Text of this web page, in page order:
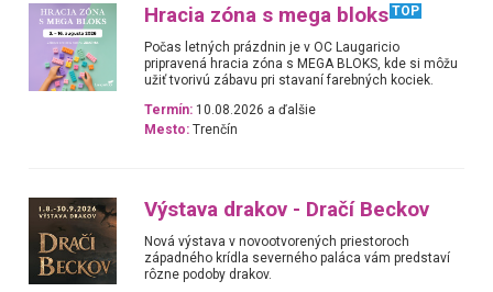
Hracia zóna s mega bloks TOP
Počas letných prázdnin je v OC Laugaricio
pripravená hracia zóna s MEGA BLOKS, kde si môžu
užiť tvorivú zábavu pri stavaní farebných kociek.
Termín: 10.08.2026 a ďalšie
Mesto: Trenčín
Výstava drakov - Dračí Beckov
Nová výstava v novootvorených priestoroch
západného krídla severného paláca vám predstaví
rôzne podoby drakov.